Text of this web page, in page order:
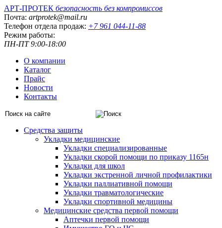
АРТ-ПРОТЕК безопасность без компромиссов
Почта: artprotek@mail.ru
Телефон отдела продаж: +7 961 044-11-88
Режим работы:
ПН-ПТ 9:00-18:00
О компании
Каталог
Прайс
Новости
Контакты
Средства защиты
Укладки медицинские
Укладки специализированные
Укладки скорой помощи по приказу 1165н
Укладки для школ
Укладки экстренной личной профилактики
Укладки паллиативной помощи
Укладки травматологические
Укладки спортивной медицины
Медицинские средства первой помощи
Аптечки первой помощи